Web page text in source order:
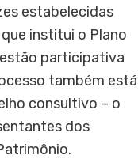
estabelecidas
institui o Plano
participativa
também está
consultivo – o
dos